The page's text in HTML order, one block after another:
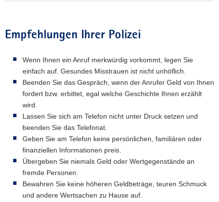
Empfehlungen Ihrer Polizei
Wenn Ihnen ein Anruf merkwürdig vorkommt, legen Sie
einfach auf. Gesundes Misstrauen ist nicht unhöflich.
Beenden Sie das Gespräch, wenn der Anrufer Geld von Ihnen
fordert bzw. erbittet, egal welche Geschichte Ihnen erzählt
wird.
Lassen Sie sich am Telefon nicht unter Druck setzen und
beenden Sie das Telefonat.
Geben Sie am Telefon keine persönlichen, familiären oder
finanziellen Informationen preis.
Übergeben Sie niemals Geld oder Wertgegenstände an
fremde Personen.
Bewahren Sie keine höheren Geldbeträge, teuren Schmuck
und andere Wertsachen zu Hause auf.